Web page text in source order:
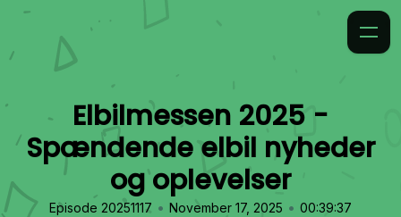
Elbilmessen 2025 -
Spændende elbil nyheder
og oplevelser
Episode 20251117 • November 17, 2025 • 00:39:37